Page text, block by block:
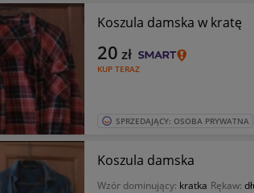
Koszula damska w kratę
KUP TERAZ
20 zł
SPRZEDAJĄCY: OSOBA PRYWATNA
Koszula damska
Wzór dominujący: kratka Rękaw: